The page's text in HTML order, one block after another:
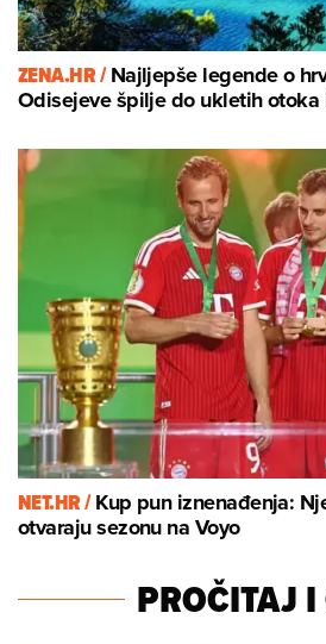
ZENA.HR /Najljepše legende o
Odisejeve špilje do ukletih
NET.HR /Kup pun iznenađenja:
otvaraju sezonu na Voyo
PROČITAJ